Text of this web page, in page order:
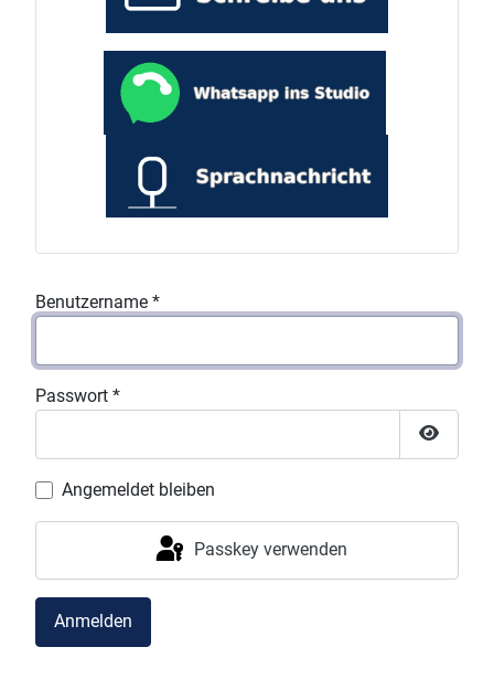
Benutzername *
Passwort *
Angemeldet bleiben
Passkey verwenden
Anmelden